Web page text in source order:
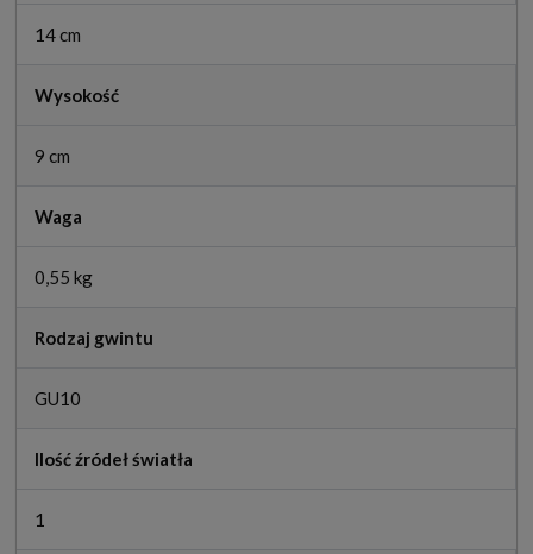
14 cm
Wysokość
9 cm
Waga
0,55 kg
Rodzaj gwintu
GU10
Ilość źródeł światła
1